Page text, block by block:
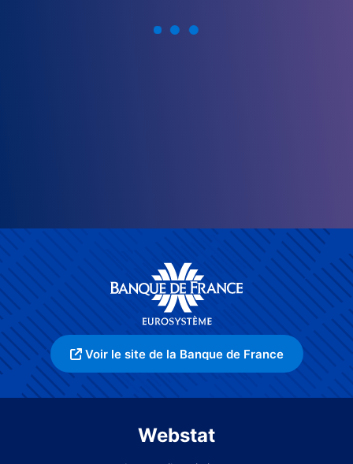
Voir le site de la Banque de France
Webstat